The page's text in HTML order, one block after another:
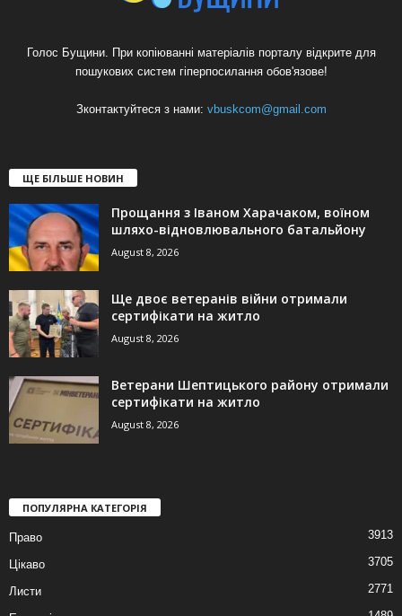
Голос Бущини. При копіюванні матеріалів порталу відкрите для
пошукових систем гіперпосилання обов'язове!
Зконтактуйтеся з нами: vbuskcom@gmail.com
ЩЕ БІЛЬШЕ НОВИН
Прощання з Іваном Харачаком, воїном
шляхо-відновлювального батальйону
August 8, 2026
Ще двоє ветеранів війни отримали
сертифікати на житло
August 8, 2026
Ветерани Шептицького району отримали
сертифікати на житло
August 8, 2026
ПОПУЛЯРНА КАТЕГОРІЯ
Право 3913
Цікаво 3705
Листи 2771